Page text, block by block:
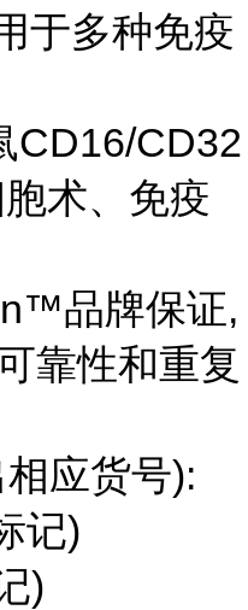
于多种免疫
CD16/CD32
术、免疫
品牌保证,
靠性和重复
应货号):
记)
)